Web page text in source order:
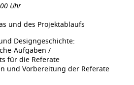
Uhr
und des Projektablaufs
Designgeschichte:
Aufgaben /
für die Referate
und Vorbereitung der Referate